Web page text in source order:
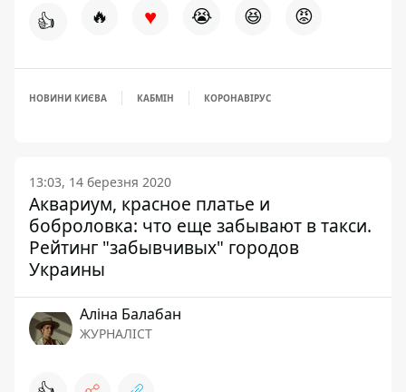
👍 🔥 ♥ 😭 😆 😡
НОВИНИ КИЄВА КАБМІН КОРОНАВІРУС
13:03, 14 березня 2020
Аквариум, красное платье и
боброловка: что еще забывают в такси.
Рейтинг "забывчивых" городов
Украины
Аліна Балабан
ЖУРНАЛІСТ